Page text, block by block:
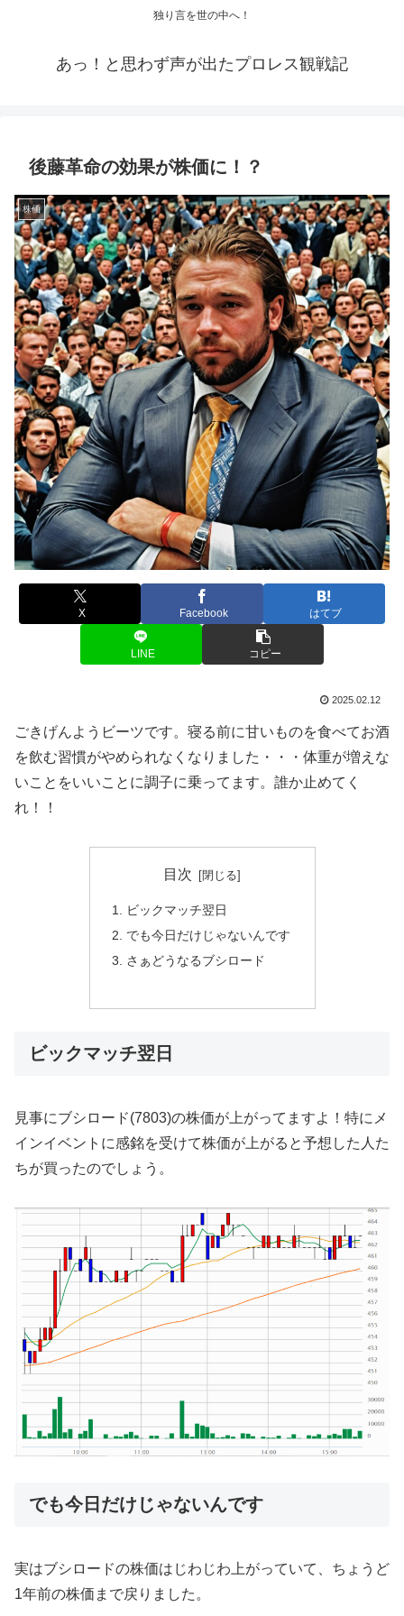
独り言を世の中へ！
あっ！と思わず声が出たプロレス観戦記
後藤革命の効果が株価に！？
株価
X Facebook はてブ
LINE コピー
2025.02.12
ごきげんようビーツです。寝る前に甘いものを食べてお酒
を飲む習慣がやめられなくなりました・・・体重が増えな
いことをいいことに調子に乗ってます。誰か止めてく
れ！！
目次
ビックマッチ翌日
でも今日だけじゃないんです
さぁどうなるブシロード
ビックマッチ翌日
見事にブシロード(7803)の株価が上がってますよ！特にメ
インイベントに感銘を受けて株価が上がると予想した人た
ちが買ったのでしょう。
でも今日だけじゃないんです
実はブシロードの株価はじわじわ上がっていて、ちょうど
1年前の株価まで戻りました。